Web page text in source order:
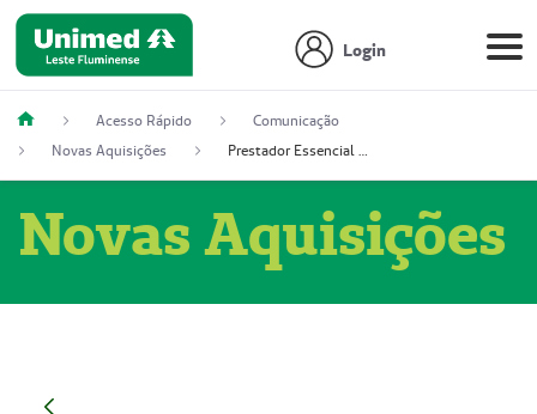
Login
Acesso Rápido
Comunicação
Novas Aquisições
Prestador Essencial Gestão em Saúde Ereli (51004354-7)
Novas Aquisições